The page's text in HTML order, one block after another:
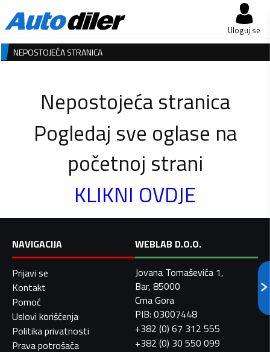
Uloguj se
NEPOSTOJEĆA STRANICA
Nepostojeća stranica
Pogledaj sve oglase na
početnoj strani
KLIKNI OVDJE
NAVIGACIJA
Prijavi se
Kontakt
Pomoć
Uslovi korišćenja
Politika privatnosti
Prava potrošača
WEBLAB D.O.O.
Jovana Tomaševića 1,
Bar, 85000
Crna Gora
PIB: 03007448
+382 (0) 67 312 555
+382 (0) 30 550 099